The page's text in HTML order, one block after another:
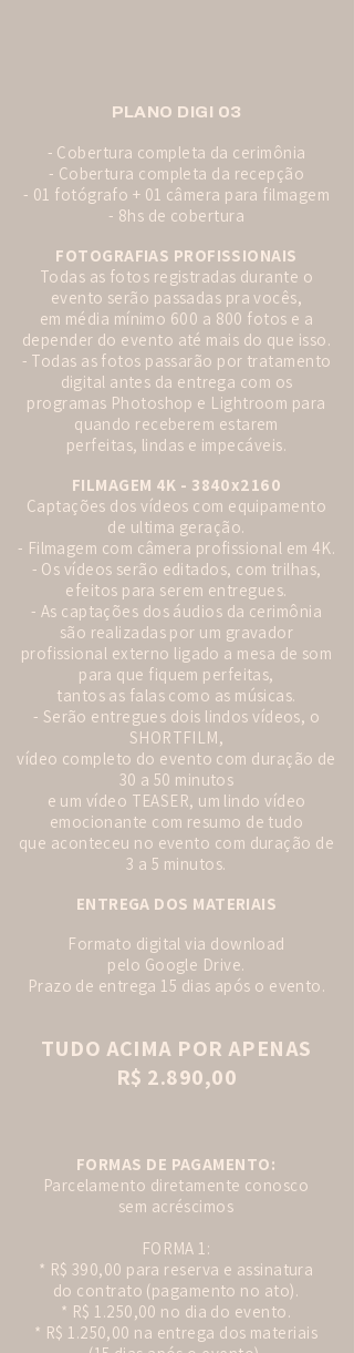
PLANO DIGI 03
- Cobertura completa da cerimônia
- Cobertura completa da recepção
- 01 fotógrafo + 01 câmera para filmagem
- 8hs de cobertura
FOTOGRAFIAS PROFISSIONAIS
Todas as fotos registradas durante o
evento serão passadas pra vocês,
em média mínimo 600 a 800 fotos e a
depender do evento até mais do que isso.
- Todas as fotos passarão por tratamento
digital antes da entrega com os
programas Photoshop e Lightroom para
quando receberem estarem
perfeitas, lindas e impecáveis.
FILMAGEM 4K - 3840x2160
Captações dos vídeos com equipamento
de ultima geração.
- Filmagem com câmera profissional em 4K.
- Os vídeos serão editados, com trilhas,
efeitos para serem entregues.
- As captações dos áudios da cerimônia
são realizadas por um gravador
profissional externo ligado a mesa de som
para que fiquem perfeitas,
tantos as falas como as músicas.
- Serão entregues dois lindos vídeos, o
SHORTFILM,
vídeo completo do evento com duração de
30 a 50 minutos
e um vídeo TEASER, um lindo vídeo
emocionante com resumo de tudo
que aconteceu no evento com duração de
3 a 5 minutos.
ENTREGA DOS MATERIAIS
Formato digital via download
pelo Google Drive.
Prazo de entrega 15 dias após o evento.
TUDO ACIMA POR APENAS
R$ 2.890,00
FORMAS DE PAGAMENTO:
Parcelamento diretamente conosco
sem acréscimos
FORMA 1:
* R$ 390,00 para reserva e assinatura
do contrato (pagamento no ato).
* R$ 1.250,00 no dia do evento.
* R$ 1.250,00 na entrega dos materiais